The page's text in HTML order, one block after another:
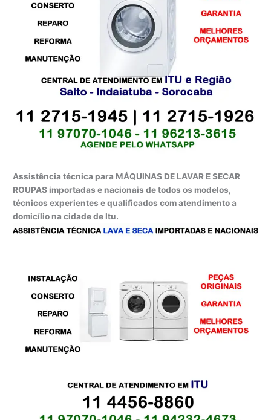
Assistência técnica para MÁQUINAS DE LAVAR E SECAR
ROUPAS importadas e nacionais de todos os modelos,
técnicos experientes e qualificados com atendimento a
domicílio na cidade de Itu.